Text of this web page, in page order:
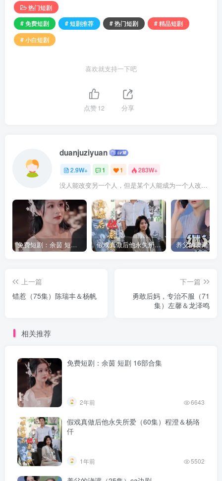
热门短剧
# 免费短剧
# 短剧推荐 # 热门短剧
# 精品短剧
# 小白短剧
喜欢就支持一下吧
点赞12 分享
duanjuziyuan
2.9W+ 1 1 283W+
没人能改变另一个人，但是某个人能成为一个人改变的原因
免费短剧：余茵 短剧 16部合集 假戏真做后他永失所爱（60集）程澄＆杨珞仟
上一篇
错惹（75集）陈瑞丰＆杨帆
下一篇
勇敢后妈，专治不服（71
集）左馨＆龙泽鸣
相关推荐
免费短剧：余茵 短剧 16部合集
2年前 6643
假戏真做后他永失所爱（60集）程澄＆杨珞
仟
1年前 5502